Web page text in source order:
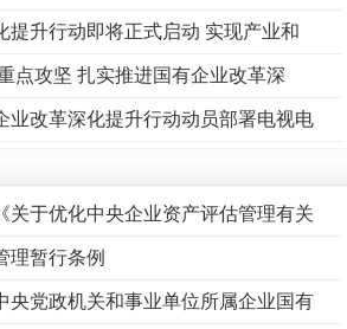
提升行动即将正式启动 实现产业和
点攻坚 扎实推进国有企业改革深
业改革深化提升行动动员部署电视电
关于优化中央企业资产评估管理有关
理暂行条例
央党政机关和事业单位所属企业国有